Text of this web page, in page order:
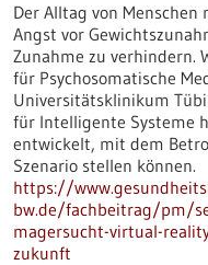
Der Alltag von
Angst vor
Zunahme zu verhindern.
für Psychosomatische
Universitätsklinikum
für Intelligente Systeme
entwickelt, mit dem
Szenario stellen können.
https://
bw.de/fachbeitrag/pm/
magersucht-virtual-
zukunft